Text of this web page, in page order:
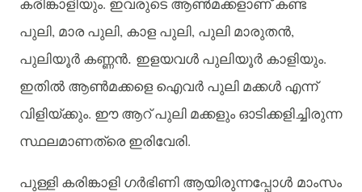
കരിങ്കാളിയും. ഇവരുടെ ആണ്‍മക്കളാണ് കണ്ട
പുലി , മാര പുലി , കാള പുലി , പുലി മാരുതൻ,
പുലിയൂർ കണ്ണന്‍. ഇളയവൾ പുലിയൂർ കാളിയും.
ഇതിൽ ആണ്‍മക്കളെ ഐവർ പുലി മക്കൾ എന്ന്
വിളിയ്ക്കും. ഈ ആറ് പുലി മക്കളും ഓടിക്കളിച്ചിരുന്ന
സ്ഥലമാണത്രെ ഇരിവേരി .
പുള്ളി കരിങ്കാളി ഗര്‍ഭിണി ആയിരുന്നപ്പോള്‍ മാംസം